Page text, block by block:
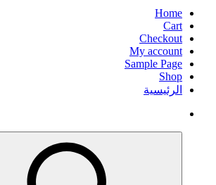
Home
Cart
Checkout
My account
Sample Page
Shop
الرئيسية